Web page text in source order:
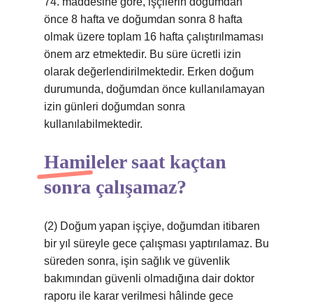
önce 8 hafta ve doğumdan sonra 8 hafta
olmak üzere toplam 16 hafta çalıştırılmaması
önem arz etmektedir. Bu süre ücretli izin
olarak değerlendirilmektedir. Erken doğum
durumunda, doğumdan önce kullanılamayan
izin günleri doğumdan sonra
kullanılabilmektedir.
Hamileler saat kaçtan
sonra çalışamaz?
(2) Doğum yapan işçiye, doğumdan itibaren
bir yıl süreyle gece çalışması yaptırılamaz. Bu
süreden sonra, işin sağlık ve güvenlik
bakımından güvenli olmadığına dair doktor
raporu ile karar verilmesi hâlinde gece